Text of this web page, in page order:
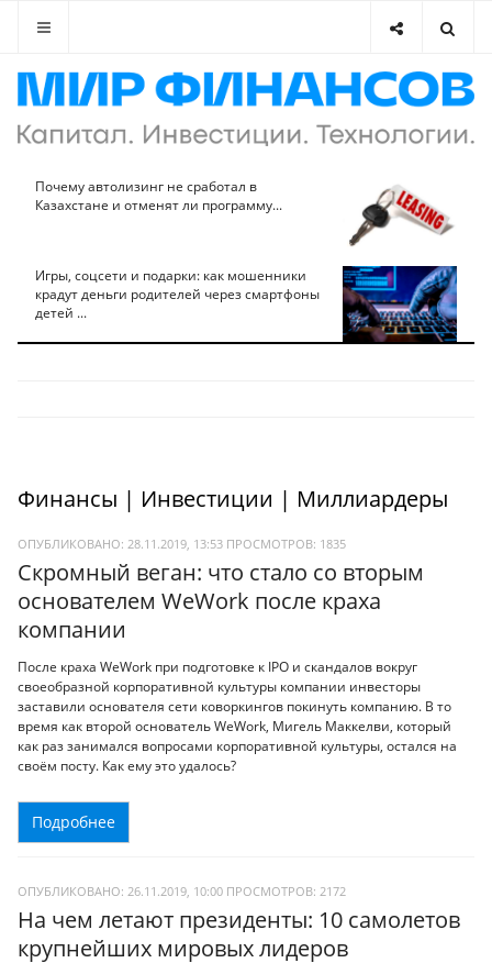
Почему автолизинг не сработал в
Казахстане и отменят ли программу...
Игры, соцсети и подарки: как мошенники
крадут деньги родителей через смартфоны
детей ...
Финансы | Инвестиции | Миллиардеры
ОПУБЛИКОВАНО: 28.11.2019, 13:53 ПРОСМОТРОВ: 1835
Скромный веган: что стало со вторым
основателем WeWork после краха
компании
После краха WeWork при подготовке к IPO и скандалов вокруг
своеобразной корпоративной культуры компании инвесторы
заставили основателя сети коворкингов покинуть компанию. В то
время как второй основатель WeWork, Мигель Маккелви, который
как раз занимался вопросами корпоративной культуры, остался на
своём посту. Как ему это удалось?
Подробнее
ОПУБЛИКОВАНО: 26.11.2019, 10:00 ПРОСМОТРОВ: 2172
На чем летают президенты: 10 самолетов
крупнейших мировых лидеров